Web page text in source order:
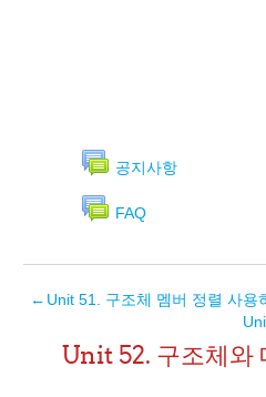
공지사항
FAQ
← Unit 51. 구조체 멤버 정렬 사용
Unit 52. 구조체와